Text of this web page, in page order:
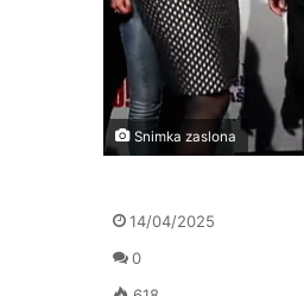
Snimka zaslona
14/04/2025
0